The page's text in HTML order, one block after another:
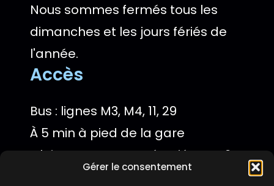
Gérer le consentement
Nous sommes fermés tous les
dimanches et les jours fériés de
l'année.
Accès
Bus : lignes M3, M4, 11, 29
À 5 min à pied de la gare
Châteaucreux Entrée piétons : 2